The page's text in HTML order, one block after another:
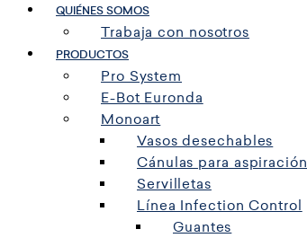
QUIÉNES SOMOS
Trabaja con nosotros
PRODUCTOS
Pro System
E-Bot Euronda
Monoart
Vasos desechables
Cánulas para aspiración
Servilletas
Línea Infection Control
Guantes